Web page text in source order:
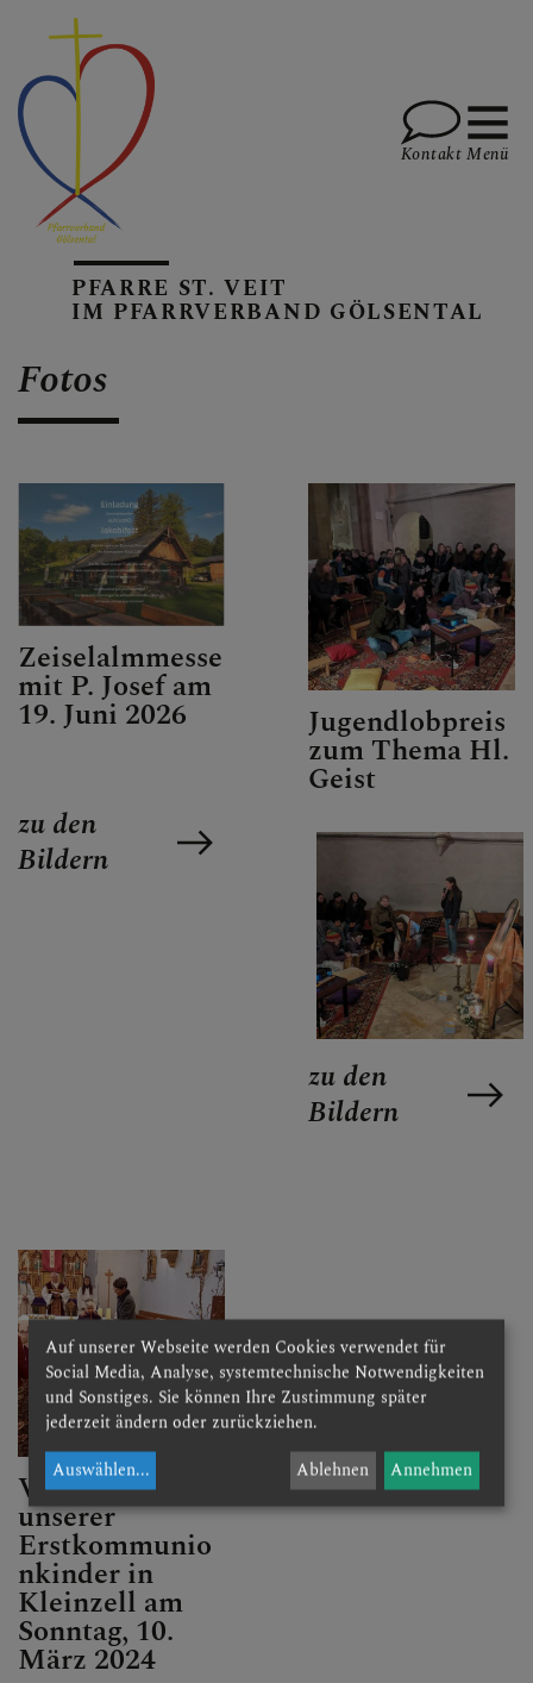
AKTUELLES
GALERIE / FOTOS
SAKRAMENTE
PFARRVERBANDSBLÄTT
PFARRE ST. VEIT
IM PFARRVERBAND GÖLSENTAL
Kontakt Menü
Fotos
Zeiselalmmesse
mit P. Josef am
19. Juni 2026
zu den
Bildern
Jugendlobpreis
zum Thema Hl.
Geist
zu den
Bildern
Vorstellung
unserer
Erstkommunio
nkinder in
Kleinzell am
Sonntag, 10.
März 2024
Auf unserer Webseite werden Cookies verwendet für
Social Media, Analyse, systemtechnische Notwendigkeiten
und Sonstiges. Sie können Ihre Zustimmung später
jederzeit ändern oder zurückziehen.
Auswählen... Ablehnen Annehmen